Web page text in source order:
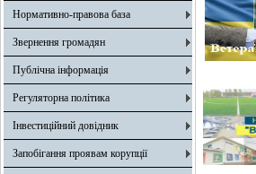
Нормативно-правова база
Звернення громадян
Публічна інформація
Регуляторна політика
Інвестиційний довідник
Запобігання проявам корупції